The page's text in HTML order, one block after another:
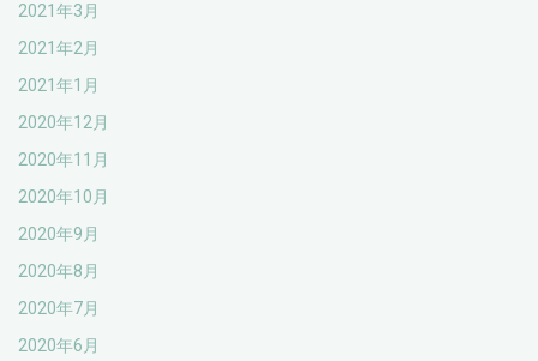
2021年3月
2021年2月
2021年1月
2020年12月
2020年11月
2020年10月
2020年9月
2020年8月
2020年7月
2020年6月